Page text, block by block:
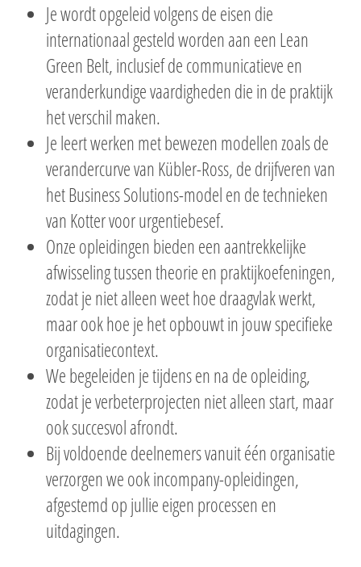
Je wordt opgeleid volgens de eisen die
internationaal gesteld worden aan een Lean
Green Belt, inclusief de communicatieve en
veranderkundige vaardigheden die in de praktijk
het verschil maken.
Je leert werken met bewezen modellen zoals de
verandercurve van Kübler-Ross, de drijfveren van
het Business Solutions-model en de technieken
van Kotter voor urgentiebesef.
Onze opleidingen bieden een aantrekkelijke
afwisseling tussen theorie en praktijkoefeningen,
zodat je niet alleen weet hoe draagvlak werkt,
maar ook hoe je het opbouwt in jouw specifieke
organisatiecontext.
We begeleiden je tijdens en na de opleiding,
zodat je verbeterprojecten niet alleen start, maar
ook succesvol afrondt.
Bij voldoende deelnemers vanuit één organisatie
verzorgen we ook incompany-opleidingen,
afgestemd op jullie eigen processen en
uitdagingen.